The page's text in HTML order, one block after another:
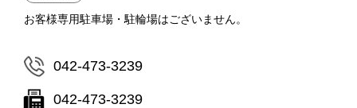
お客様専用駐車場・駐輪場はございません。
042-473-3239
042-473-3239